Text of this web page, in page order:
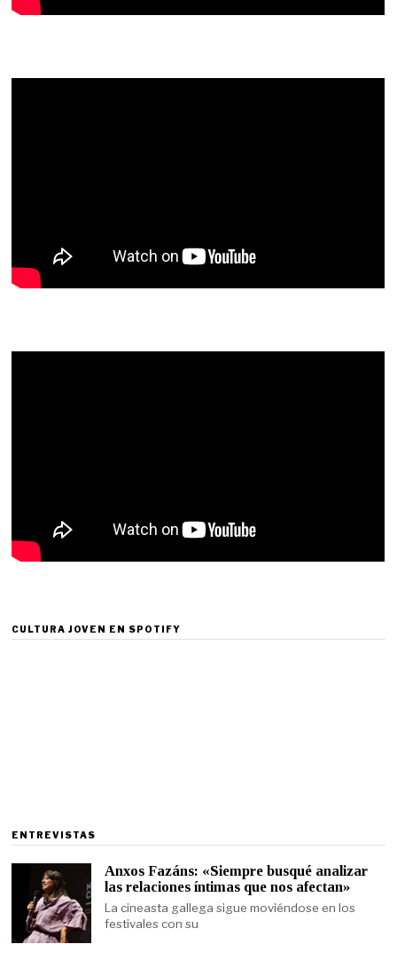
CULTURA JOVEN EN SPOTIFY
ENTREVISTAS
Anxos Fazáns: «Siempre busqué analizar
las relaciones íntimas que nos afectan»
La cineasta gallega sigue moviéndose en los
festivales con su